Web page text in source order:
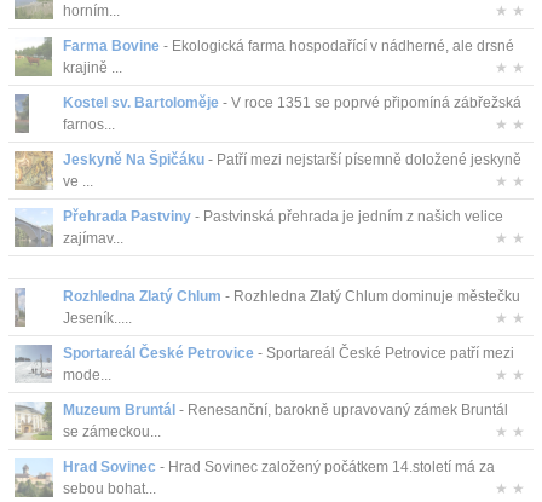
horním...
★ ★
Farma Bovine - Ekologická farma hospodařící v nádherné, ale drsné
krajině ...
★ ★
Kostel sv. Bartoloměje - V roce 1351 se poprvé připomíná zábřežská
farnos...
★ ★
Jeskyně Na Špičáku - Patří mezi nejstarší písemně doložené jeskyně
ve ...
★ ★
Přehrada Pastviny - Pastvinská přehrada je jedním z našich velice
zajímav...
★ ★
Rozhledna Zlatý Chlum - Rozhledna Zlatý Chlum dominuje městečku
Jeseník.....
★ ★
Sportareál České Petrovice - Sportareál České Petrovice patří mezi
mode...
★ ★
Muzeum Bruntál - Renesanční, barokně upravovaný zámek Bruntál
se zámeckou...
★ ★
Hrad Sovinec - Hrad Sovinec založený počátkem 14.století má za
sebou bohat...
★ ★